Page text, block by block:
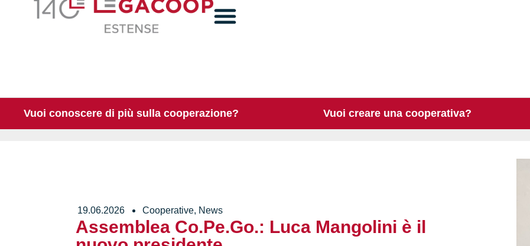
Vuoi conoscere di più sulla cooperazione? Vuoi creare una cooperativa?
19.06.2026 Cooperative, News
Assemblea Co.Pe.Go.: Luca Mangolini è il